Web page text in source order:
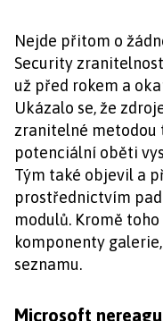
Nejde přitom o
Security
už před rokem a
Ukázalo se, že
zranitelné metodou
potenciální oběti
Tým také objevil a
prostřednictvím
modulů. Kromě
komponenty
seznamu.
Microsoft